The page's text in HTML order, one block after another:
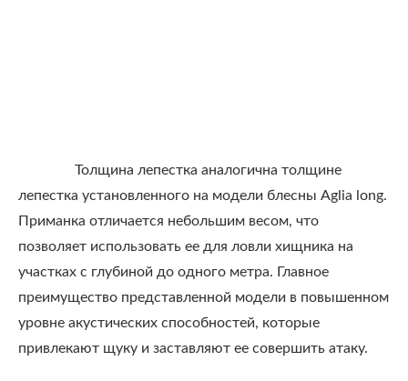
Толщина лепестка аналогична толщине
лепестка установленного на модели блесны Aglia long.
Приманка отличается небольшим весом, что
позволяет использовать ее для ловли хищника на
участках с глубиной до одного метра. Главное
преимущество представленной модели в повышенном
уровне акустических способностей, которые
привлекают щуку и заставляют ее совершить атаку.